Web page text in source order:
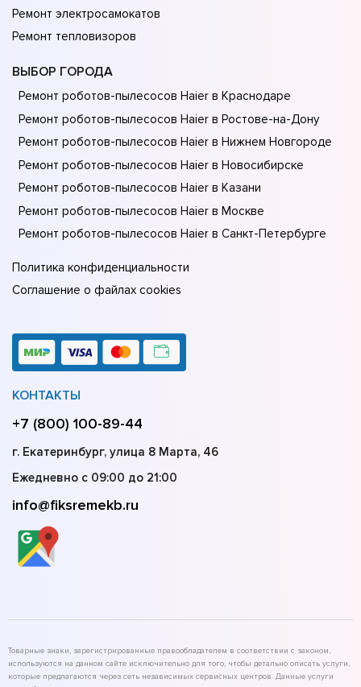
Ремонт электросамокатов
Ремонт тепловизоров
ВЫБОР ГОРОДА
Ремонт роботов-пылесосов Haier в Краснодаре
Ремонт роботов-пылесосов Haier в Ростове-на-Донy
Ремонт роботов-пылесосов Haier в Нижнем Новгороде
Ремонт роботов-пылесосов Haier в Новосибирске
Ремонт роботов-пылесосов Haier в Казани
Ремонт роботов-пылесосов Haier в Москве
Ремонт роботов-пылесосов Haier в Санкт-Петербурге
Политика конфиденциальности
Соглашение о файлах cookies
КОНТАКТЫ
+7 (800) 100-89-44
г. Екатеринбург, улица 8 Марта, 46
Ежедневно с 09:00 до 21:00
info@fiksremekb.ru
Товарные знаки, зарегистрированные правообладателем в соответствии с законом,
используются на данном сайте исключительно для того, чтобы детально описать услуги,
которые предлагаются через сеть независимых сервисных центров. Данные услуги